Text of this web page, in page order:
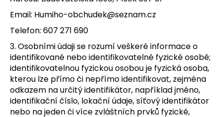
Email: Humiho-obchudek@seznam.cz
Telefon: 607 271 690
3. Osobními údaji se rozumí veškeré informace o
identifikované nebo identifikovatelné fyzické osobě;
identifikovatelnou fyzickou osobou je fyzická osoba,
kterou lze přímo či nepřímo identifikovat, zejména
odkazem na určitý identifikátor, například jméno,
identifikační číslo, lokační údaje, síťový identifikátor
nebo na jeden či více zvláštních prvků fyzické,
n
a
j
í
t
?